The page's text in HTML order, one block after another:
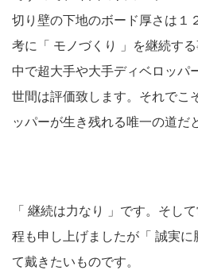
切り壁の下地のボード厚さは１
考に「 モノづくり 」を継続す
中で超大手や大手ディベロッパ
世間は評価致します。それでこ
ッパーが生き残れる唯一の道だ
「 継続は力なり 」です。そし
程も申し上げましたが「 誠実
て戴きたいものです。